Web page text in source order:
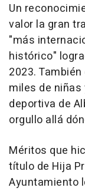
Un
valor la gran
"más
histórico"
2023.
miles de
deportiva de
orgullo allá
Méritos que
título de Hija
Ayuntamiento